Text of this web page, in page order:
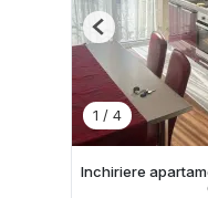
1 / 4
Previous
Inchiriere